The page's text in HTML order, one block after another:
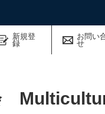
新規登
録
お問い
せ